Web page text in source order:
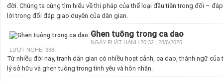
đời. Chúng ta cùng tìm hiểu về thi pháp của thể loại đầu tiên trong đối –
lời trong đối đáp giao duyên của dân gian.
Ghen tuông trong ca dao
NGÀY PHÁT HÀNH 20:32 | 28/6/2025
LƯỢT NGHE: 338
Từ nhiều đời nay, tranh dân gian có nhiều hoạt cảnh, ca dao, thành ngữ
lý sở hữu và ghen tuông trong tình yêu và hôn nhân.